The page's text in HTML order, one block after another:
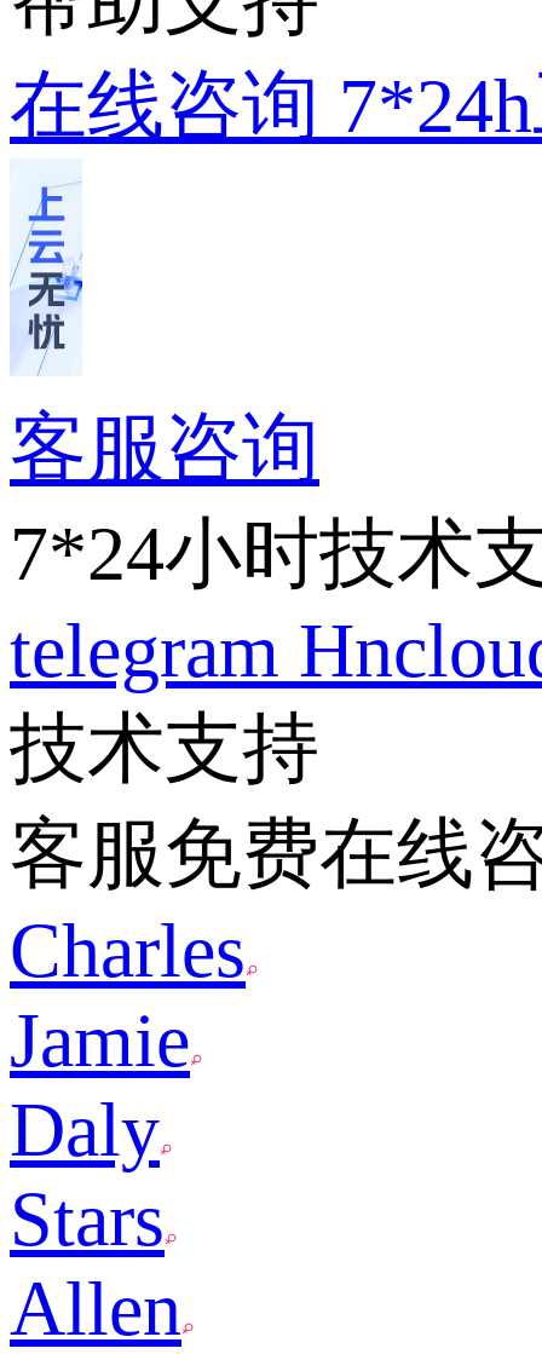
在线咨询
客服咨询
7*24小时技术
telegram
技术支持
客服免费在线
Charles
Jamie
Daly
Stars
Allen